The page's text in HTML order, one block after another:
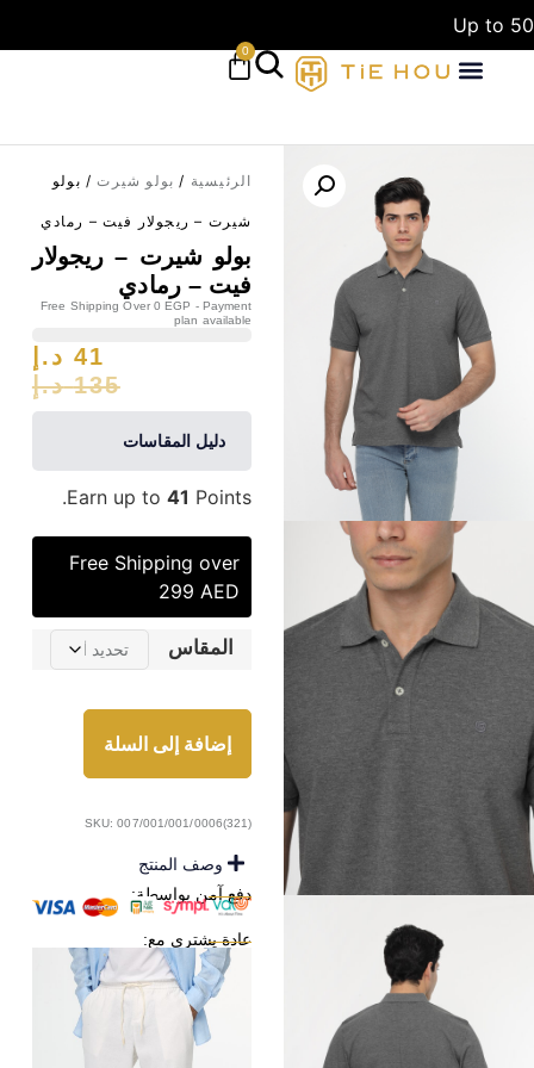
Up to
0
الرئيسية / بولو شيرت/ بولو
شيرت – ريجولار فيت – رمادي
بولو شيرت – ريجولار
فيت – رمادي
Free Shipping Over 0 EGP - Payment
plan available
135 د.إ
41 د.إ
دليل المقاسات
Earn up to41 Points.
Free Shipping over
299 AED
المقاس
إضافة إلى السلة
SKU: 007/001/001/0006(321)
وصف المنتج
دفع آمن بواسطة:
عادة يشترى مع: